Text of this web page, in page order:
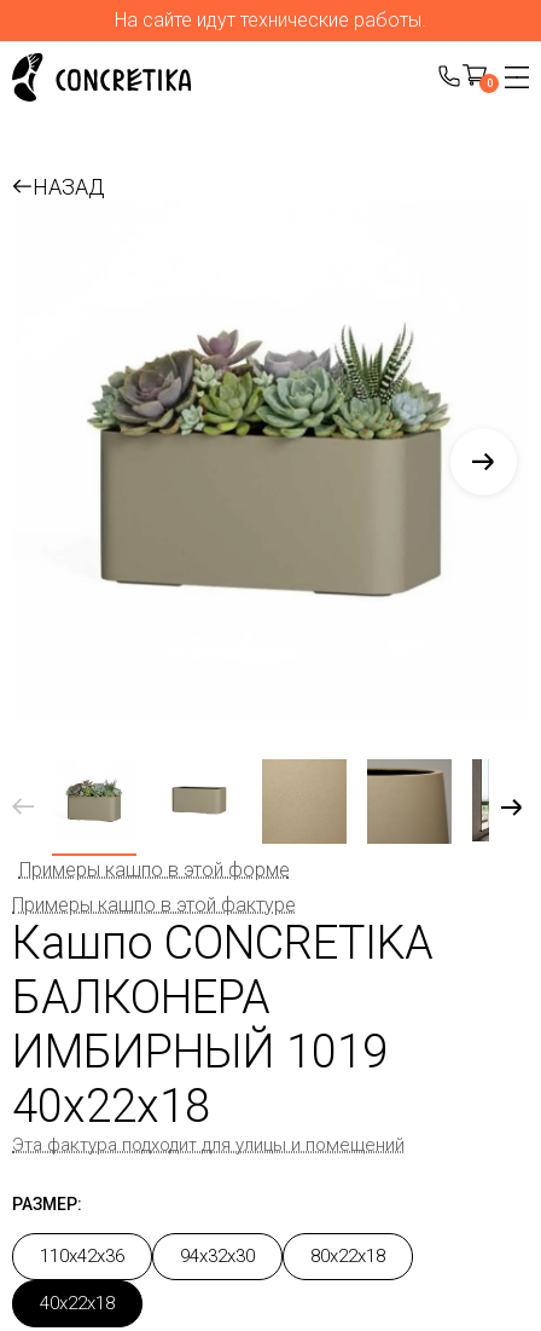
На сайте идут технические работы.
0
НАЗАД
Примеры кашпо в этой форме
Примеры кашпо в этой фактуре
Кашпо CONCRETIKA
БАЛКОНЕРА
ИМБИРНЫЙ 1019
40x22x18
Эта фактура подходит для улицы и помещений
РАЗМЕР:
110x42x36 94x32x30 80x22x18
40x22x18